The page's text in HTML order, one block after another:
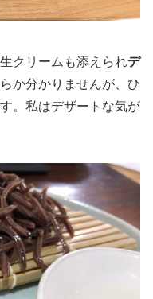
クリームも添えられデ
か分かりませんが、ひ
。 私はデザートな気が